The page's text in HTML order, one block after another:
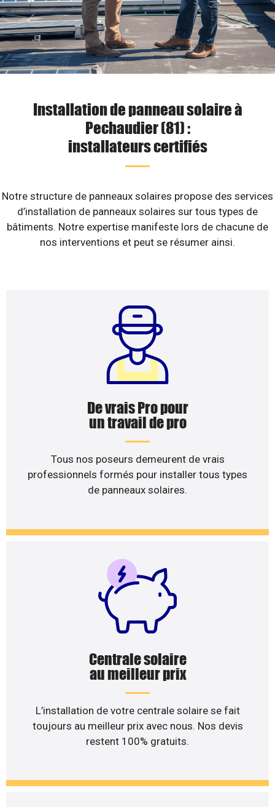
Installation de panneau solaire à
Pechaudier (81) :
installateurs certifiés
Notre structure de panneaux solaires propose des services
d’installation de panneaux solaires sur tous types de
bâtiments. Notre expertise manifeste lors de chacune de
nos interventions et peut se résumer ainsi.
De vrais Pro pour
un travail de pro
Tous nos poseurs demeurent de vrais
professionnels formés pour installer tous types
de panneaux solaires.
Centrale solaire
au meilleur prix
L’installation de votre centrale solaire se fait
toujours au meilleur prix avec nous. Nos devis
restent 100% gratuits.